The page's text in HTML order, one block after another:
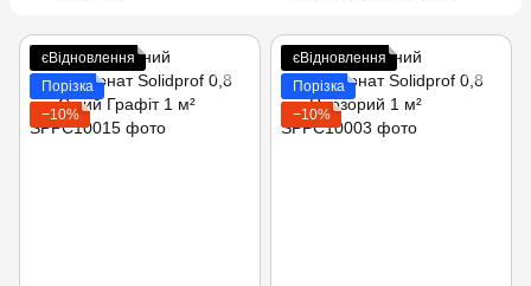
єВідновлення
Порізка
−10%
єВідновлення
Порізка
−10%